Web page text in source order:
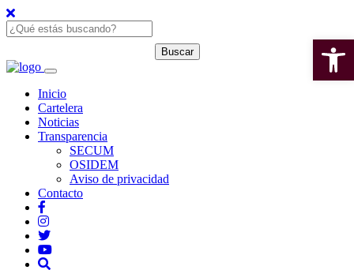
Inicio
Cartelera
Noticias
Transparencia
SECUM
OSIDEM
Aviso de privacidad
Contacto